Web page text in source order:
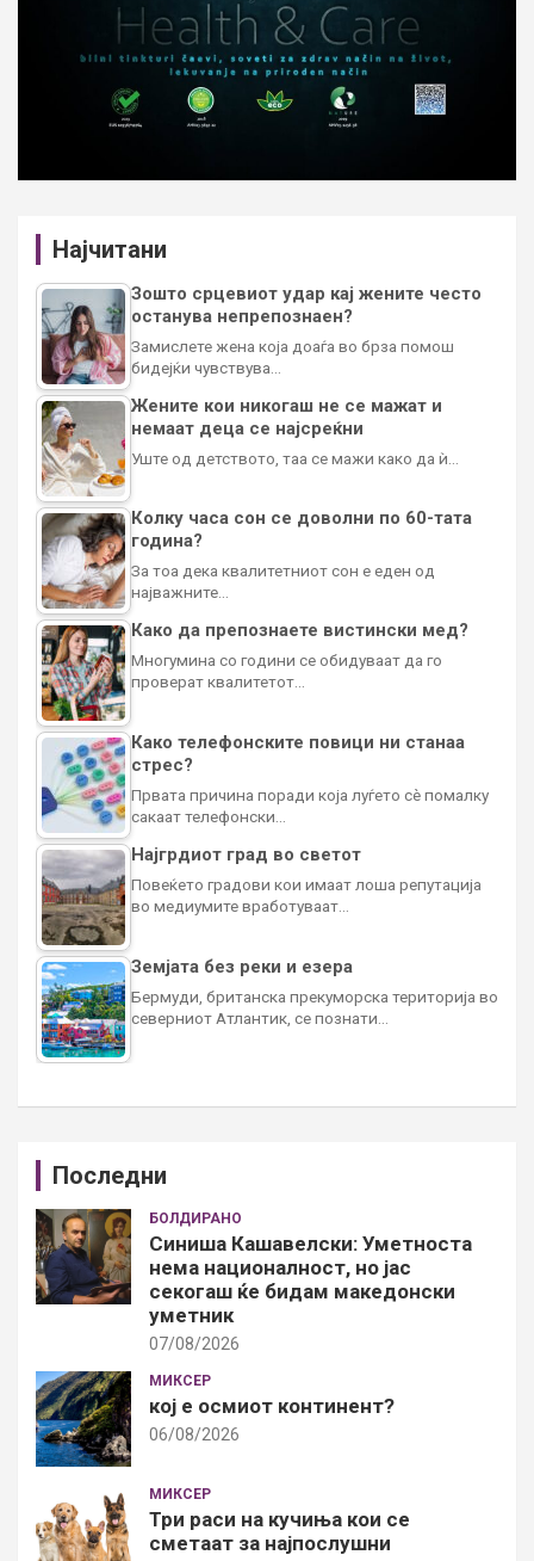
Најчитани
Зошто срцевиот удар кај жените често
останува непрепознаен?
Замислете жена која доаѓа во брза помош
бидејќи чувствува…
Жените кои никогаш не се мажат и
немаат деца се најсреќни
Уште од детството, таа се мажи како да ѝ…
Колку часа сон се доволни по 60-тата
година?
За тоа дека квалитетниот сон е еден од
најважните…
Како да препознаете вистински мед?
Многумина со години се обидуваат да го
проверат квалитетот…
Како телефонските повици ни станаа
стрес?
Првата причина поради која луѓето сè помалку
сакаат телефонски…
Најгрдиот град во светот
Повеќето градови кои имаат лоша репутација
во медиумите вработуваат…
Земјата без реки и езера
Бермуди, британска прекуморска територија во
северниот Атлантик, се познати…
Последни
БОЛДИРАНО
Синиша Кашавелски: Уметноста
нема националност, но јас
секогаш ќе бидам македонски
уметник
07/08/2026
МИКСЕР
кој е осмиот континент?
06/08/2026
МИКСЕР
Три раси на кучиња кои се
сметаат за најпослушни